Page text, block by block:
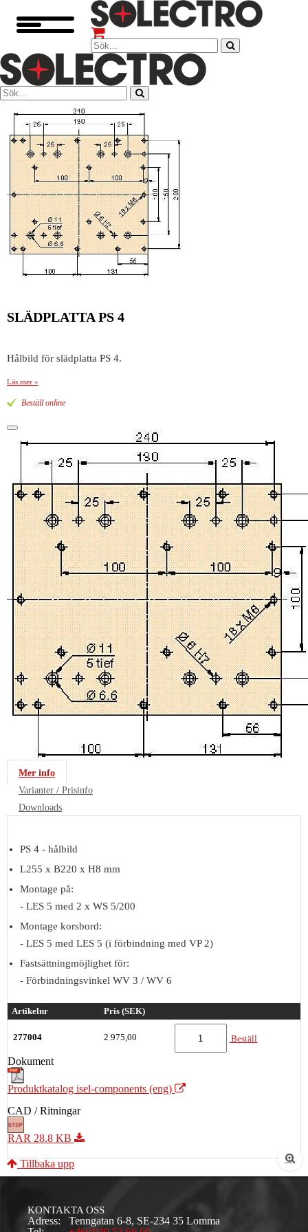
SLÄDPLATTA PS 4
Hålbild för slädplatta PS 4.
Läs mer »
Beställ online
Mer info
Varianter / Prisinfo
Downloads
PS 4 - hålbild
L255 x B220 x H8 mm
Montage på:
- LES 5 med 2 x WS 5/200
Montage korsbord:
- LES 5 med LES 5 (i förbindning med VP 2)
Fastsättningmöjlighet för:
- Förbindningsvinkel WV 3 / WV 6
Artikelnr Pris (SEK)
277004 2 975,00 Beställ
Dokument
Produktkatalog isel-components (eng)
CAD / Ritningar
RAR 28.8 KB
Tillbaka upp
KONTAKTA OSS
Adress:
Tenngatan 6-8, SE-234 35 Lomma